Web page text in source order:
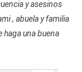
y asesinos
, abuela y familia
haga una buena